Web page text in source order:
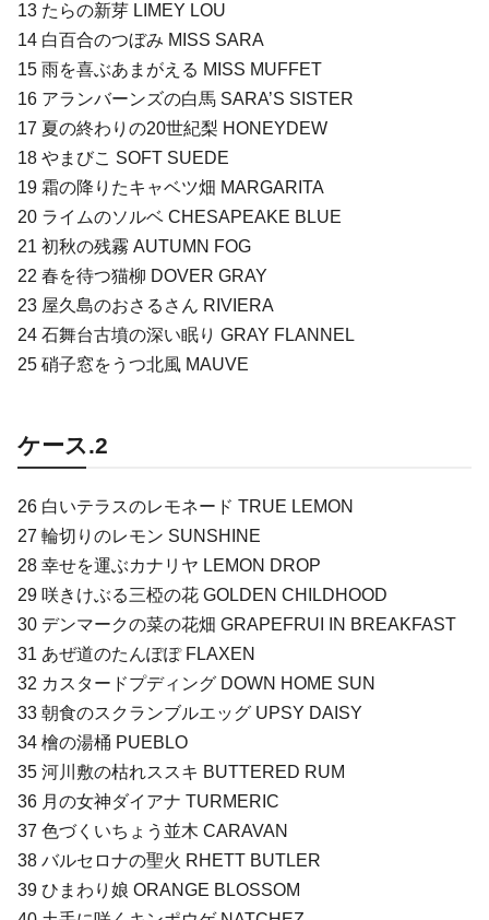
13 たらの新芽 LIMEY LOU
14 白百合のつぼみ MISS SARA
15 雨を喜ぶあまがえる MISS MUFFET
16 アランバーンズの白馬 SARA’S SISTER
17 夏の終わりの20世紀梨 HONEYDEW
18 やまびこ SOFT SUEDE
19 霜の降りたキャベツ畑 MARGARITA
20 ライムのソルベ CHESAPEAKE BLUE
21 初秋の残霧 AUTUMN FOG
22 春を待つ猫柳 DOVER GRAY
23 屋久島のおさるさん RIVIERA
24 石舞台古墳の深い眠り GRAY FLANNEL
25 硝子窓をうつ北風 MAUVE
ケース.2
26 白いテラスのレモネード TRUE LEMON
27 輪切りのレモン SUNSHINE
28 幸せを運ぶカナリヤ LEMON DROP
29 咲きけぶる三椏の花 GOLDEN CHILDHOOD
30 デンマークの菜の花畑 GRAPEFRUI IN BREAKFAST
31 あぜ道のたんぽぽ FLAXEN
32 カスタードプディング DOWN HOME SUN
33 朝食のスクランブルエッグ UPSY DAISY
34 檜の湯桶 PUEBLO
35 河川敷の枯れススキ BUTTERED RUM
36 月の女神ダイアナ TURMERIC
37 色づくいちょう並木 CARAVAN
38 バルセロナの聖火 RHETT BUTLER
39 ひまわり娘 ORANGE BLOSSOM